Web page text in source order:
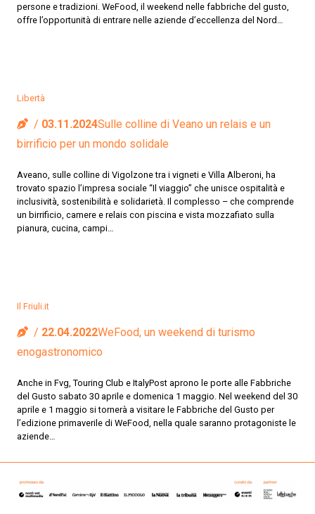
persone e tradizioni. WeFood, il weekend nelle fabbriche del gusto,
offre l’opportunità di entrare nelle aziende d’eccellenza del Nord…
Libertà
03.11.2024Sulle colline di Veano un relais e un
birrificio per un mondo solidale
Aveano, sulle colline di Vigolzone tra i vigneti e Villa Alberoni, ha
trovato spazio l’impresa sociale “Il viaggio” che unisce ospitalità e
inclusività, sostenibilità e solidarietà. Il complesso – che comprende
un birrificio, camere e relais con piscina e vista mozzafiato sulla
pianura, cucina, campi…
Il Friuli.it
22.04.2022WeFood, un weekend di turismo
enogastronomico
Anche in Fvg, Touring Club e ItalyPost aprono le porte alle Fabbriche
del Gusto sabato 30 aprile e domenica 1 maggio. Nel weekend del 30
aprile e 1 maggio si tornerà a visitare le Fabbriche del Gusto per
l’edizione primaverile di WeFood, nella quale saranno protagoniste le
aziende…